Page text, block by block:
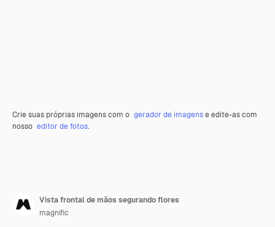
Crie suas próprias imagens com o gerador de imagense edite-as com
nosso editor de fotos.
Vista frontal de mãos segurando flores
magnific